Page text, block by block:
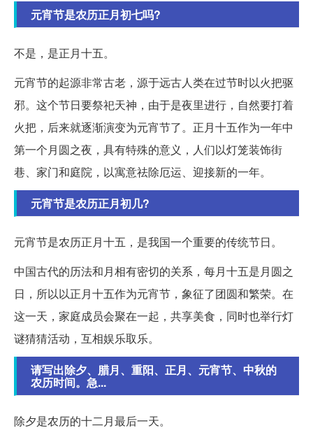
元宵节是农历正月初七吗?
不是，是正月十五。
元宵节的起源非常古老，源于远古人类在过节时以火把驱
邪。这个节日要祭祀天神，由于是夜里进行，自然要打着
火把，后来就逐渐演变为元宵节了。正月十五作为一年中
第一个月圆之夜，具有特殊的意义，人们以灯笼装饰街
巷、家门和庭院，以寓意祛除厄运、迎接新的一年。
元宵节是农历正月初几?
元宵节是农历正月十五，是我国一个重要的传统节日。
中国古代的历法和月相有密切的关系，每月十五是月圆之
日，所以以正月十五作为元宵节，象征了团圆和繁荣。在
这一天，家庭成员会聚在一起，共享美食，同时也举行灯
谜猜猜活动，互相娱乐取乐。
请写出除夕、腊月、重阳、正月、元宵节、中秋的
农历时间。急...
除夕是农历的十二月最后一天。